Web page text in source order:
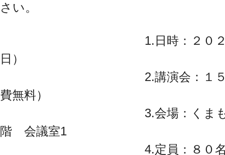
さい。
1.日時：２０２４年１
日）
2.講演会：１５：００～
費無料）
3.会場：くまもと県民
階 会議室1
4.定員：８０名 ※定員